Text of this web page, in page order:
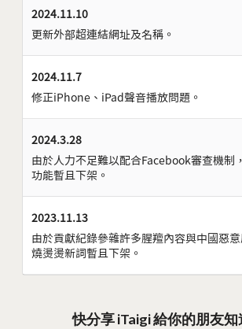
2024.11.10
更新外部超連結網址及名稱。
2024.11.7
修正iPhone、iPad聲音播放問題。
2024.3.28
由於人力不足難以配合Facebook審查機制
功能暫且下架。
2023.11.13
由於貢獻紀錄參雜許多腥羶內容與中國惡
燒燙燙新詞暫且下架。
快分享 iTaigi 給你的朋友知